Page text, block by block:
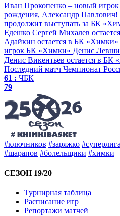
Иван Прокопенко – новый
рождения, Александр Павлович!
продолжит выступать за БК
Едешко Сергей Михалев
Адайкин остается в БК «Химки»
игрок БК «Химки» Денис
Денис Викентьев остается в БК
Последний матч Чемпионат
61 : ЧБК
79
#ключников #заряжко #суперлига
#шарапов #болельщики #химки
СЕЗОН 19/20
Турнирная таблица
Расписание игр
Репортажи матчей